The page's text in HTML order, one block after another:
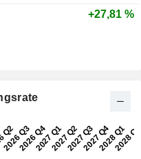
+27,81 %